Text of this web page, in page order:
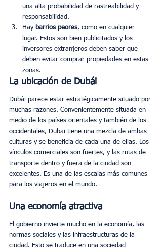
una alta probabilidad de rastreabilidad y
responsabilidad.
Hay barrios peores, como en cualquier
lugar. Estos son bien publicitados y los
inversores extranjeros deben saber que
deben evitar comprar propiedades en estas
zonas.
La ubicación de Dubái
Dubái parece estar estratégicamente situado por
muchas razones. Convenientemente situada en
medio de los países orientales y también de los
occidentales, Dubai tiene una mezcla de ambas
culturas y se beneficia de cada una de ellas. Los
vínculos comerciales son fuertes, y las rutas de
transporte dentro y fuera de la ciudad son
excelentes. Es una de las escalas más comunes
para los viajeros en el mundo.
Una economía atractiva
El gobierno invierte mucho en la economía, las
normas sociales y las infraestructuras de la
ciudad. Esto se traduce en una sociedad